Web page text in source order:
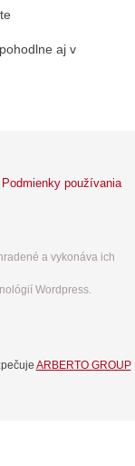
aj v
Podmienky používania
a vykonáva ich
Wordpress.
ARBERTO GROUP